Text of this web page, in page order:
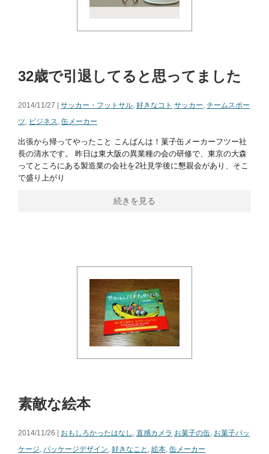
32歳で引退してると思ってました
2014/11/27 | サッカー・フットサル, 好きなコト サッカー, チームスポー
ツ, ビジネス, 缶メーカー
出張から帰ってやったこと こんばんは！菓子缶メーカーフツー社
長の清水です。 昨日は東大阪の異業種の会の研修で、東京の大森
ってところにある製造業の会社を2社見学後に懇親会があり、そこ
で盛り上がり
続きを見る
素敵な絵本
2014/11/26 | おもしろかったはなし , 直感カメラ お菓子の缶, お菓子パッ
ケージ, パッケージデザイン, 好きなこと , 絵本, 缶メーカー